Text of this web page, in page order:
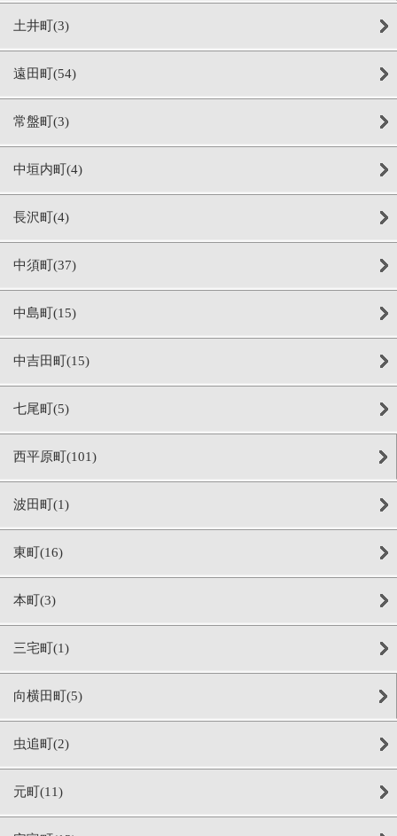
土井町(3)
遠田町(54)
常盤町(3)
中垣内町(4)
長沢町(4)
中須町(37)
中島町(15)
中吉田町(15)
七尾町(5)
西平原町(101)
波田町(1)
東町(16)
本町(3)
三宅町(1)
向横田町(5)
虫追町(2)
元町(11)